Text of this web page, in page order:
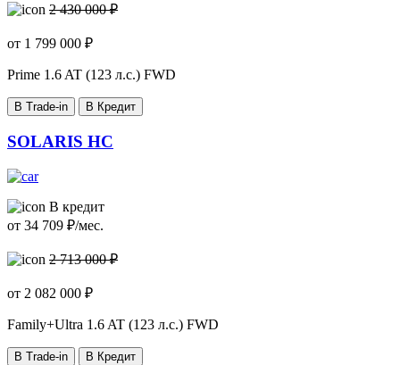
2 430 000 ₽
от 1 799 000 ₽
Prime 1.6 AT (123 л.с.) FWD
В Trade-in В Кредит
SOLARIS HC
В кредит
от 34 709 ₽/мес.
2 713 000 ₽
от 2 082 000 ₽
Family+Ultra 1.6 AT (123 л.с.) FWD
В Trade-in В Кредит